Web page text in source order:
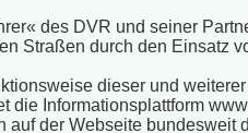
des DVR und seiner
Straßen durch den Einsatz
dieser und weiterer
die Informationsplattform
auf der Webseite bundesweit